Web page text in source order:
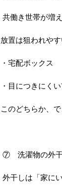
共働き世帯が増
放置は狙われやす
・宅配ボックス
・目につきにく
このどちらか、
⑦ 洗濯物の外干
外干しは「家に